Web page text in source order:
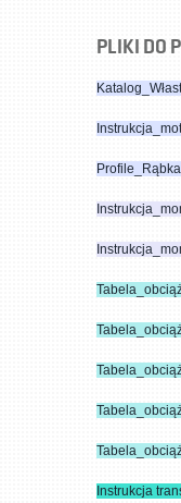
PLIKI DO
Profile_Rąbka
Instrukcja